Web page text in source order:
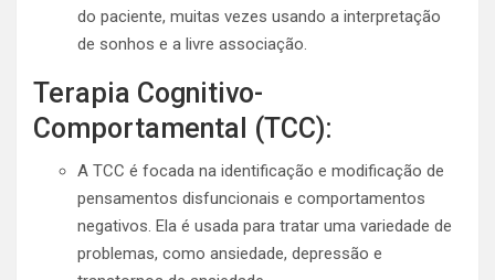
do paciente, muitas vezes usando a interpretação
de sonhos e a livre associação.
Terapia Cognitivo-
Comportamental (TCC):
A TCC é focada na identificação e modificação de
pensamentos disfuncionais e comportamentos
negativos. Ela é usada para tratar uma variedade de
problemas, como ansiedade, depressão e